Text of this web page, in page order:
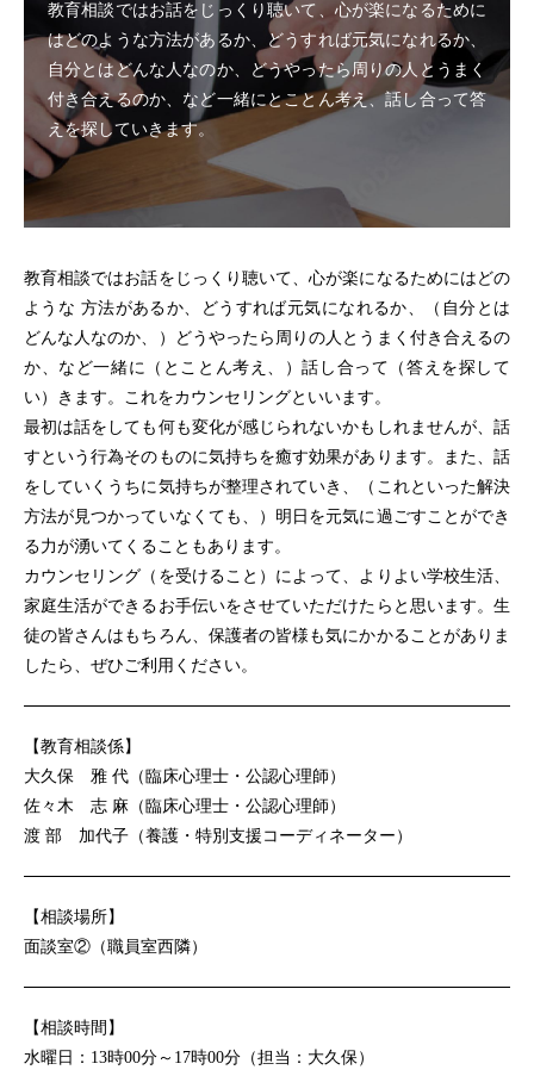
教育相談ではお話をじっくり聴いて、心が楽になるために
はどのような方法があるか、どうすれば元気になれるか、
自分とはどんな人なのか、どうやったら周りの人とうまく
付き合えるのか、など一緒にとことん考え、話し合って答
えを探していきます。
教育相談ではお話をじっくり聴いて、心が楽になるためにはどの
ような 方法があるか、どうすれば元気になれるか、（自分とは
どんな人なのか、）どうやったら周りの人とうまく付き合えるの
か、など一緒に（とことん考え、）話し合って（答えを探して
い）きます。これをカウンセリングといいます。
最初は話をしても何も変化が感じられないかもしれませんが、話
すという行為そのものに気持ちを癒す効果があります。また、話
をしていくうちに気持ちが整理されていき、（これといった解決
方法が見つかっていなくても、）明日を元気に過ごすことができ
る力が湧いてくることもあります。
カウンセリング（を受けること）によって、よりよい学校生活、
家庭生活ができるお手伝いをさせていただけたらと思います。生
徒の皆さんはもちろん、保護者の皆様も気にかかることがありま
したら、ぜひご利用ください。
【教育相談係】
大久保 雅 代（臨床心理士・公認心理師）
佐々木 志 麻（臨床心理士・公認心理師）
渡 部 加代子（養護・特別支援コーディネーター）
【相談場所】
面談室②（職員室西隣）
【相談時間】
水曜日：13時00分～17時00分（担当：大久保）